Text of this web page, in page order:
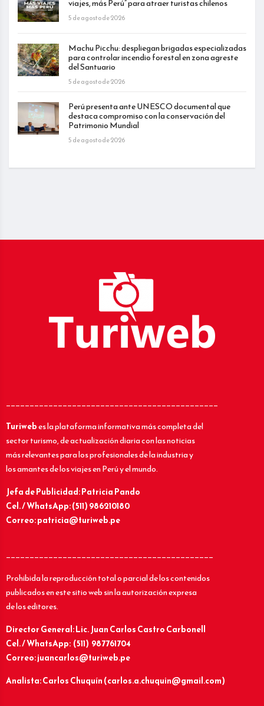
viajes, más Perú” para atraer turistas chilenos
5 de agosto de 2026
Machu Picchu: despliegan brigadas especializadas
para controlar incendio forestal en zona agreste
del Santuario
5 de agosto de 2026
Perú presenta ante UNESCO documental que
destaca compromiso con la conservación del
Patrimonio Mundial
5 de agosto de 2026
_____________________________________________
Turiwebes la plataforma informativa más completa del
sector turismo, de actualización diaria con las noticias
más relevantes para los profesionales de la industria y
los amantes de los viajes en Perú y el mundo.
Jefa de Publicidad: Patricia Pando
Cel. / WhatsApp: (511) 986210180
Correo: patricia@turiweb.pe
____________________________________________
Prohibida la reproducción total o parcial de los contenidos
publicados en este sitio web sin la autorización expresa
de los editores.
Director General: Lic.Juan Carlos Castro Carbonell
Cel. / WhatsApp: (511) 987761704
Correo: juancarlos@turiweb.pe
Analista: Carlos Chuquín (carlos.a.chuquin@gmail.com)